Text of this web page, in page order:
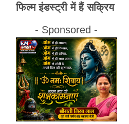
फिल्म इंडस्ट्री में हैं सक्रिय
- Sponsored -